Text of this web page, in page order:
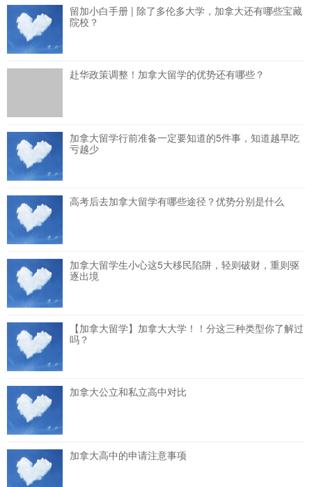
留加小白手册 | 除了多伦多大学，加拿大还有哪些宝藏
院校？
赴华政策调整！加拿大留学的优势还有哪些？
加拿大留学行前准备一定要知道的5件事，知道越早吃
亏越少
高考后去加拿大留学有哪些途径？优势分别是什么
加拿大留学生小心这5大移民陷阱，轻则破财，重则驱
逐出境
【加拿大留学】加拿大大学！！分这三种类型你了解过
吗？
加拿大公立和私立高中对比
加拿大高中的申请注意事项